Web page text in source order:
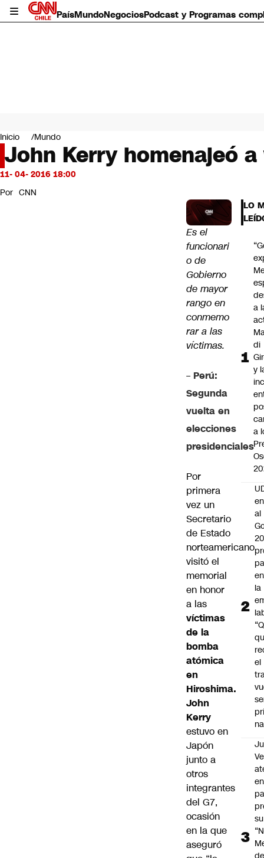
PaísMundoNegociosPodcast y Programas
Mundo
Negocios
Deportes
Programas completos
Servicios
Inicio Mundo
John Kerry homenajeó
11- 04- 2016 18:00
Por CNN
Es el
funcionari
o de
Gobierno
de mayor
rango en
conmemo
rar a las
víctimas.
– Perú:
Segunda
vuelta en
elecciones
presidenciales
Por
primera
vez un
Secretario
de Estado
norteamericano
visitó el
memorial
en honor
a las
víctimas
de la
bomba
atómica
en
Hiroshima.
John
Kerry
estuvo en
Japón
junto a
otros
integrantes
del G7,
ocasión
en la que
aseguró
LO
a
di
y
a
al
20
la
el